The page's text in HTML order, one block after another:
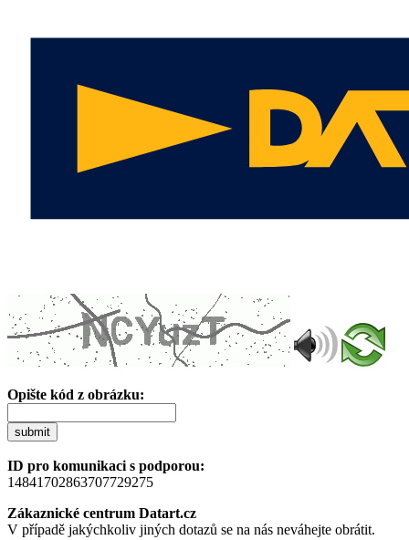
Opište kód z obrázku:
submit
ID pro komunikaci s podporou:
14841702863707729275
Zákaznické centrum Datart.cz
V případě jakýchkoliv jiných dotazů se na nás neváhejte obrátit.